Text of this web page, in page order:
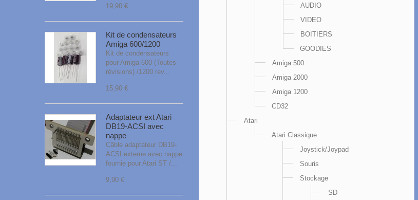
19,90 €
Kit de condensateurs
Amiga 600/1200
Kit de condensateurs
pour Amiga 600 (Toutes
révisions) /1200 rev...
15,90 €
Adaptateur ext Atari
DB19-ACSI avec
nappe
Câble adaptateur DB19-
ACSI externe avec nappe
fournie pour Atari ST /...
9,90 €
AUDIO
VIDEO
BOITIERS
GOODIES
Amiga 500
Amiga 2000
Amiga 1200
CD32
Atari
Atari Classique
Joystick/Joypad
Souris
Stockage
SD